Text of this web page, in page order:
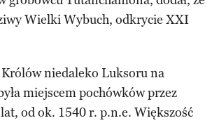
Wielki Wybuch, odkrycie XXI
niedaleko Luksoru na
miejscem pochówków przez
lat, od ok. 1540 r. p.n.e. Większość